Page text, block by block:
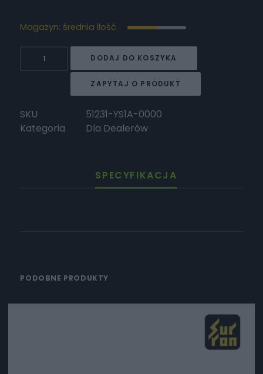
Magazyn: średnia ilość
Off-
road
110/80-
DODAJ DO KOSZYKA
ZAPYTAJ O PRODUKT
SKU
51231-YS1A-0000
Kategoria
Dla Dealerów
SPECYFIKACJA
PODOBNE PRODUKTY